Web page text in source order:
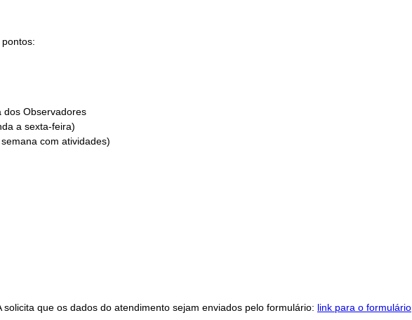
dos Observadores
a sexta-feira)
com atividades)
que os dados do atendimento sejam enviados pelo formulário: link para o formulário